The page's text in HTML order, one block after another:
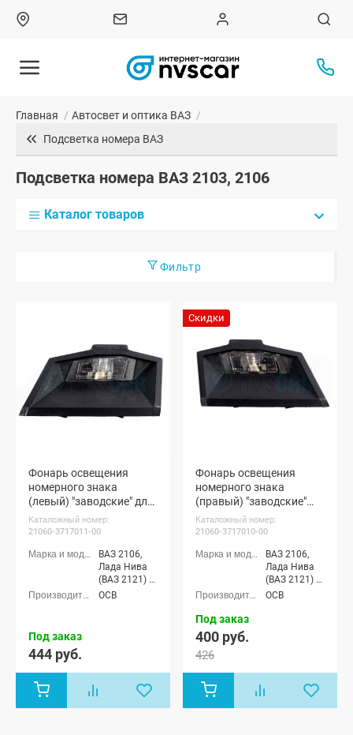
Главная / Автосвет и оптика ВАЗ /
Подсветка номера ВАЗ
Подсветка номера ВАЗ 2103, 2106
Каталог товаров
Фильтр
Фонарь освещения
номерного знака
(левый) "заводские" для
ВАЗ-2106, ВАЗ 2121
(Нива)
Каталожный номер:
21060-3717011-00
ВАЗ 2106,
Лада Нива
(ВАЗ 2121) 3-
х дверная
ОСВ
Под заказ
444 руб.
Скидки
Фонарь освещения
номерного знака
(правый) "заводские"
для ВАЗ-2106, ВАЗ 2121
(Нива)
Каталожный номер:
21060-3717010-00
ВАЗ 2106,
Лада Нива
(ВАЗ 2121) 3-
х дверная
ОСВ
Под заказ
400 руб.
426